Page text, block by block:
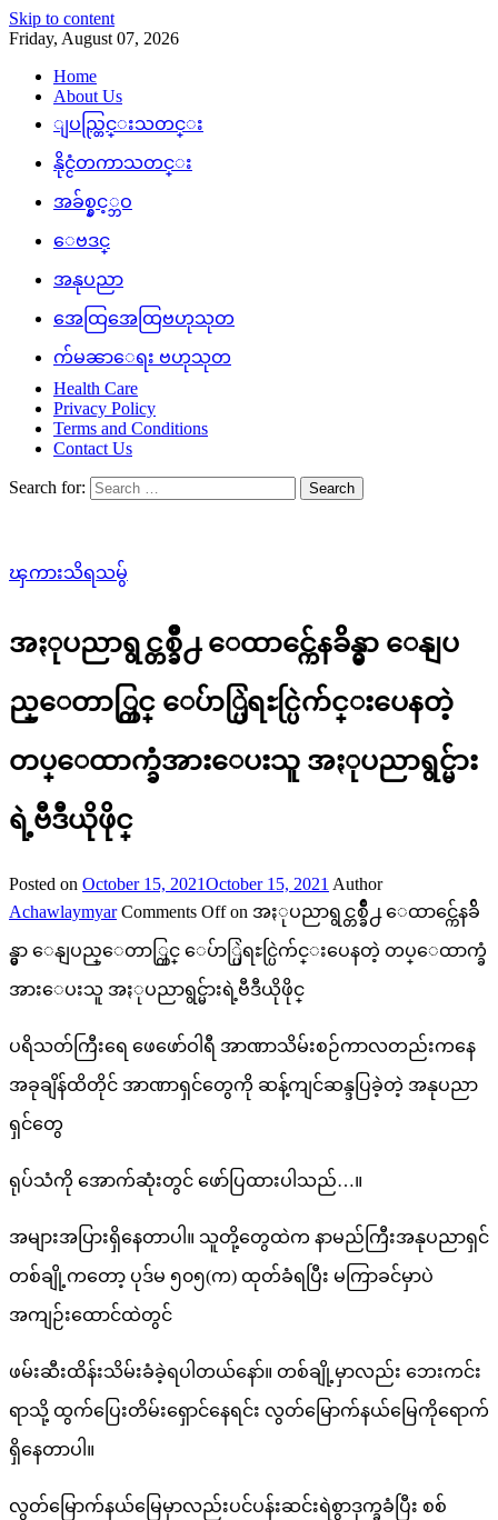
Skip to content
Friday, August 07, 2026
Home
About Us
ျပည္တြင္းသတင္း
နိုင္ငံတကာသတင္း
အခ်စ္နွင့္ဘဝ
ေဗဒင္
အနုပညာ
အေထြအေထြဗဟုသုတ
က်မၼာေရး ဗဟုသုတ
Health Care
Privacy Policy
Terms and Conditions
Contact Us
Search for:
ၾကားသိရသမွ်
အႏုပညာရွင္တစ္ခ်ိဳ႕ ေထာင္က်ေနခ်ိန္မွာ ေနျပ
ည္ေတာ္တြင္ ေပ်ာ္ပြဲရႊင္ပြဲက်င္းပေနတဲ့
တပ္ေထာက္ခံအားေပးသူ အႏုပညာရွင္မ်ား
ရဲ့ဗီဒီယိုဖိုင္
Posted on October 15, 2021October 15, 2021 Author
Achawlaymyar Comments Offon အႏုပညာရွင္တစ္ခ်ိဳ႕ ေထာင္က်ေနခ်ိ
န္မွာ ေနျပည္ေတာ္တြင္ ေပ်ာ္ပြဲရႊင္ပြဲက်င္းပေနတဲ့ တပ္ေထာက္ခံ
အားေပးသူ အႏုပညာရွင္မ်ားရဲ့ဗီဒီယိုဖိုင္
ပရိသတ်ကြီးရေ ဖေဖော်ဝါရီ အာဏာသိမ်းစဉ်ကာလတည်းကနေ
အခုချိန်ထိတိုင် အာဏာရှင်တွေကို ဆန့်ကျင်ဆန္ဒပြခဲ့တဲ့ အနုပညာ
ရှင်တွေ
ရုပ်သံကို အောက်ဆုံးတွင် ဖော်ပြထားပါသည်…။
အများအပြားရှိနေတာပါ။ သူတို့တွေထဲက နာမည်ကြီးအနုပညာရှင်
တစ်ချို့ကတော့ ပုဒ်မ ၅၀၅(က) ထုတ်ခံရပြီး မကြာခင်မှာပဲ
အကျဉ်းထောင်ထဲတွင်
ဖမ်းဆီးထိန်းသိမ်းခံခဲ့ရပါတယ်နော်။ တစ်ချို့မှာလည်း ဘေးကင်း
ရာသို့ ထွက်ပြေးတိမ်းရှောင်နေရင်း လွတ်မြောက်နယ်မြေကိုရောက်
ရှိနေတာပါ။
လွတ်မြောက်နယ်မြေမှာလည်းပင်ပန်းဆင်းရဲစွာဒုက္ခခံပြီး စစ်